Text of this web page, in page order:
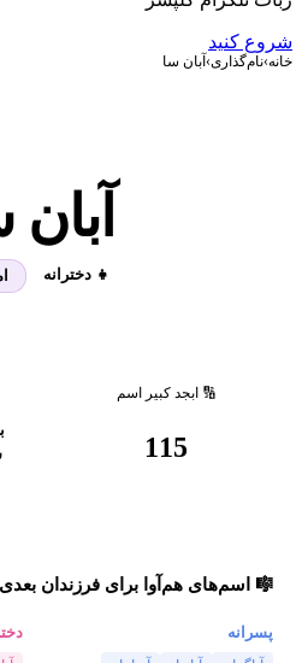
شروع کنید
خانه›نام‌گذاری› آبان سا
👧 دخترانه
🔢 ابجد کبیر اسم
115
🎼 اسم‌های هم‌آوا برای فرزندان بعدی
پسرانه